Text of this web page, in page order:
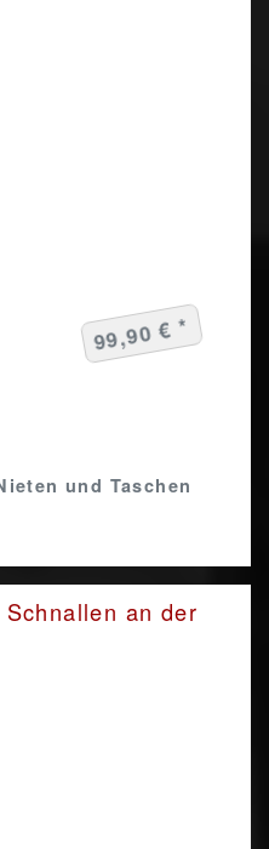
und Taschen
99,90 € *